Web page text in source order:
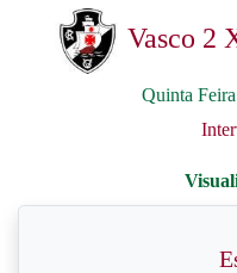
Vasco 2
Quinta